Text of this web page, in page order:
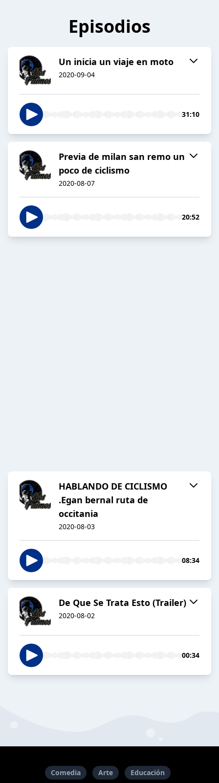
Episodios
Un inicia un viaje en moto
2020-09-04
31:10
Previa de milan san remo un
poco de ciclismo
2020-08-07
20:52
HABLANDO DE CICLISMO
.Egan bernal ruta de
occitania
2020-08-03
08:34
De Que Se Trata Esto (Trailer)
2020-08-02
00:34
Comedia Arte Educación